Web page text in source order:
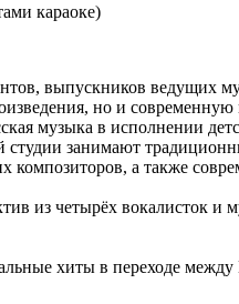
караоке)
выпускников ведущих
но и
музыка в исполнении
занимают
композиторов, а также
из четырёх вокалисток
хиты в переходе